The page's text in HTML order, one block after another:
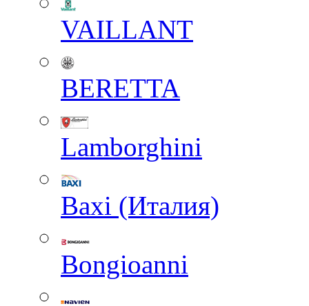
VAILLANT
BERETTA
Lamborghini
Baxi (Италия)
Вongioanni